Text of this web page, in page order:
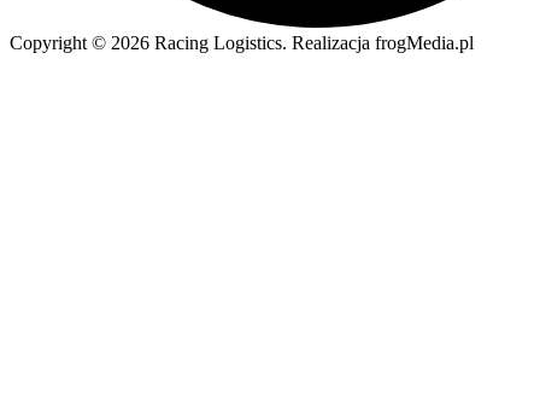
Copyright © 2026 Racing Logistics. Realizacja frogMedia.pl